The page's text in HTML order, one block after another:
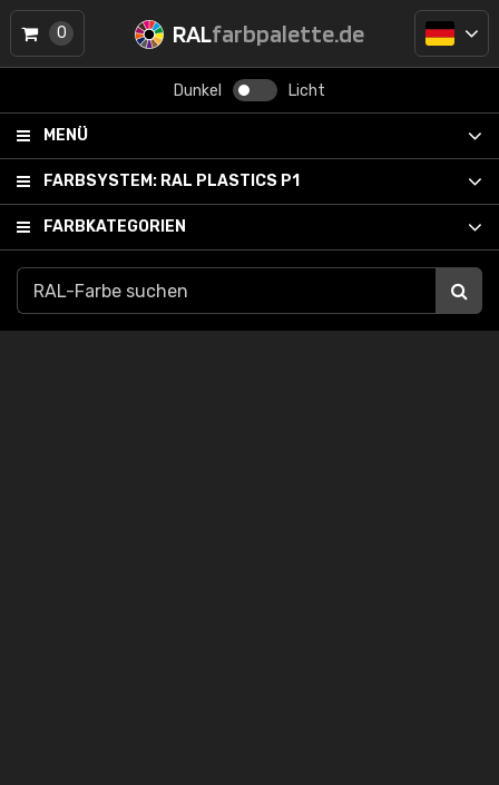
RALfarbpalette.de
Dunkel Licht
MENÜ
FARBSYSTEM: RAL PLASTICS P1
FARBKATEGORIEN
0